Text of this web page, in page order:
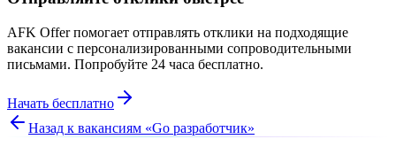
AFK Offer помогает отправлять отклики на подходящие
вакансии с персонализированными сопроводительными
письмами. Попробуйте 24 часа бесплатно.
Начать бесплатно
Назад к вакансиям «Go разработчик»